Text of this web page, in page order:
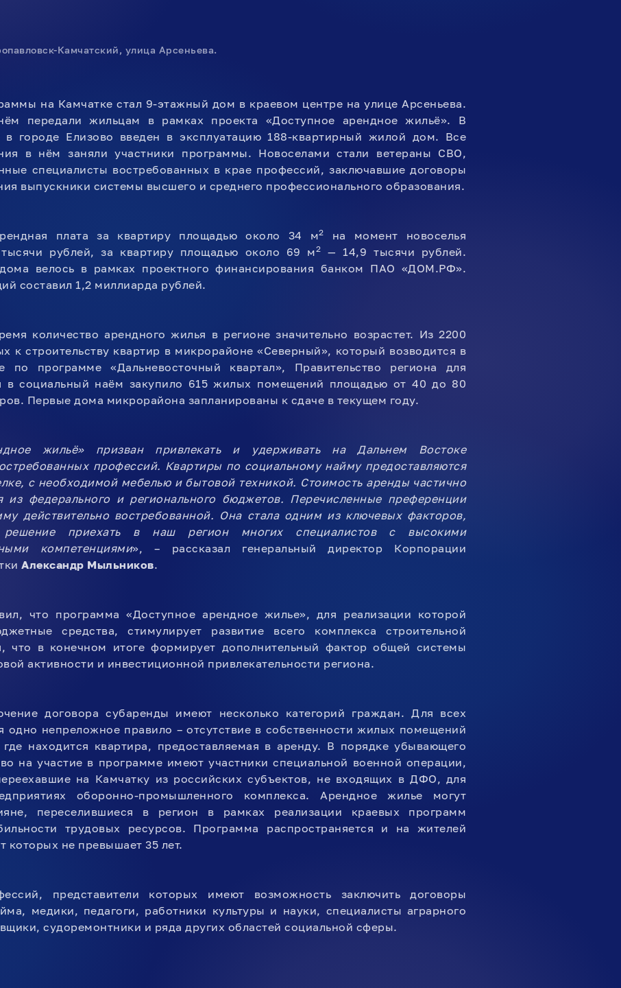
Камчатский, улица Арсеньева.
на Камчатке стал 9-этажный дом в краевом центре на улице Арсеньева.
передали жильцам в рамках проекта «Доступное арендное жильё». В
городе Елизово введен в эксплуатацию 188-квартирный жилой дом. Все
в нём заняли участники программы. Новоселами стали ветераны СВО,
специалисты востребованных в крае профессий, заключавшие договоры
выпускники системы высшего и среднего профессионального образования.
плата за квартиру площадью около 34 м2
на момент новоселья
тысячи рублей, за квартиру площадью около 69 м2
— 14,9 тысячи рублей.
дома велось в рамках проектного финансирования банком ПАО «ДОМ.РФ».
составил 1,2 миллиарда рублей.
количество арендного жилья в регионе значительно возрастет. Из 2200
к строительству квартир в микрорайоне «Северный», который возводится в
по программе «Дальневосточный квартал», Правительство региона для
в социальный наём закупило 615 жилых помещений площадью от 40 до 80
Первые дома микрорайона запланированы к сдаче в текущем году.
жильё» призван привлекать и удерживать на Дальнем Востоке
профессий. Квартиры по социальному найму предоставляются
с необходимой мебелью и бытовой техникой. Стоимость аренды частично
из федерального и регионального бюджетов. Перечисленные преференции
действительно востребованной. Она стала одним из ключевых факторов,
решение приехать в наш регион многих специалистов с высокими
компетенциями», – рассказал генеральный директор Корпорации
Александр Мыльников.
что программа «Доступное арендное жилье», для реализации которой
средства, стимулирует развитие всего комплекса строительной
что в конечном итоге формирует дополнительный фактор общей системы
активности и инвестиционной привлекательности региона.
договора субаренды имеют несколько категорий граждан. Для всех
одно непреложное правило – отсутствие в собственности жилых помещений
находится квартира, предоставляемая в аренду. В порядке убывающего
на участие в программе имеют участники специальной военной операции,
на Камчатку из российских субъектов, не входящих в ДФО, для
оборонно-промышленного комплекса. Арендное жилье могут
переселившиеся в регион в рамках реализации краевых программ
трудовых ресурсов. Программа распространяется и на жителей
которых не превышает 35 лет.
представители которых имеют возможность заключить договоры
медики, педагоги, работники культуры и науки, специалисты аграрного
судоремонтники и ряда других областей социальной сферы.